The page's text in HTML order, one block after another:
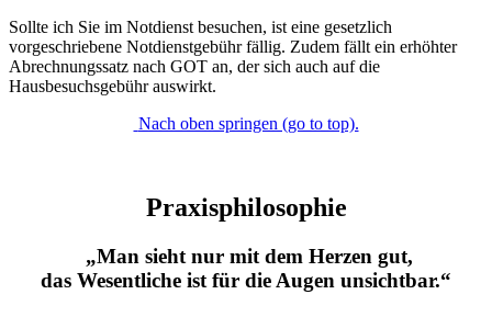
Sollte ich Sie im Notdienst besuchen, ist eine gesetzlich
vorgeschriebene Notdienstgebühr fällig. Zudem fällt ein erhöhter
Abrechnungssatz nach GOT an, der sich auch auf die
Hausbesuchsgebühr auswirkt.
Nach oben springen (go to top).
Praxisphilosophie
„Man sieht nur mit dem Herzen gut,
das Wesentliche ist für die Augen unsichtbar.“